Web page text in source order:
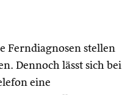
Ferndiagnosen stellen
Dennoch lässt sich bei
eine